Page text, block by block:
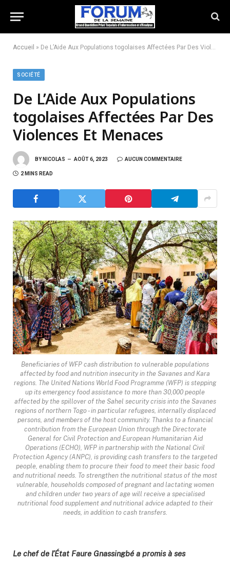
Accueil » De L’Aide Aux Populations togolaises Affectées Par Des Violences Et Menaces
SOCIÉTÉ
De L’Aide Aux Populations
togolaises Affectées Par Des
Violences Et Menaces
BY NICOLAS AOÛT 6, 2023 AUCUN COMMENTAIRE
2 MINS READ
Beneficiaries of WFP cash distribution to vulnerable populations
affected by food and nutrition insecurity in the Savanes and Kara
regions. The United Nations World Food Programme (WFP) is stepping
up its emergency food assistance to more than 30,000 people
affected by the spillover of the Sahel security crisis into the Savanes
regions of northern Togo - in particular refugees, internally displaced
persons, and members of the host community. Thanks to a financial
contribution from the European Union through the Directorate
General for Civil Protection and European Humanitarian Aid
Operations (ECHO), WFP in partnership with the National Civil
Protection Agency (ANPC), is providing cash transfers to the targeted
people, enabling them to procure their food to meet their basic food
and nutritional needs. To strengthen the nutritional status of the most
vulnerable, households composed of pregnant and lactating women
and children under two years of age will receive a specialised
nutritional food supplement and nutritional advice adapted to their
needs, in addition to cash transfers.
Le chef de l’État Faure Gnassingbé a promis à ses